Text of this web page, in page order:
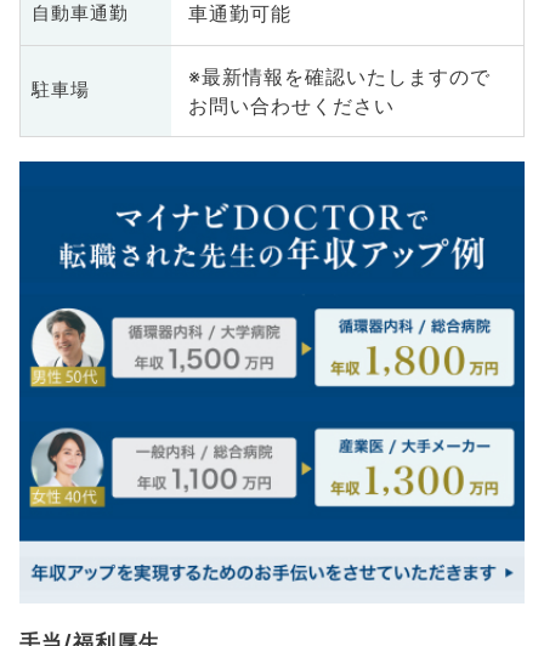
自動車通勤 車通勤可能
駐車場
※最新情報を確認いたしますので
お問い合わせください